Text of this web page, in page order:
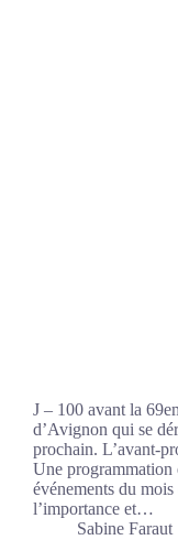
J – 100 avant la
d’Avignon qui se
prochain. L’avant-
Une programmation
événements du
l’importance et…
Sabine Faraut